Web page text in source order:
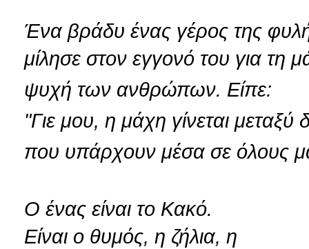
Ένα βράδυ ένας γέρος της
μίλησε στον εγγονό του για τη
ψυχή των ανθρώπων. Είπε:
"Γιε μου, η μάχη γίνεται
που υπάρχουν μέσα σε όλους
Ο ένας είναι το Κακό.
Είναι ο θυμός, η ζήλια, η